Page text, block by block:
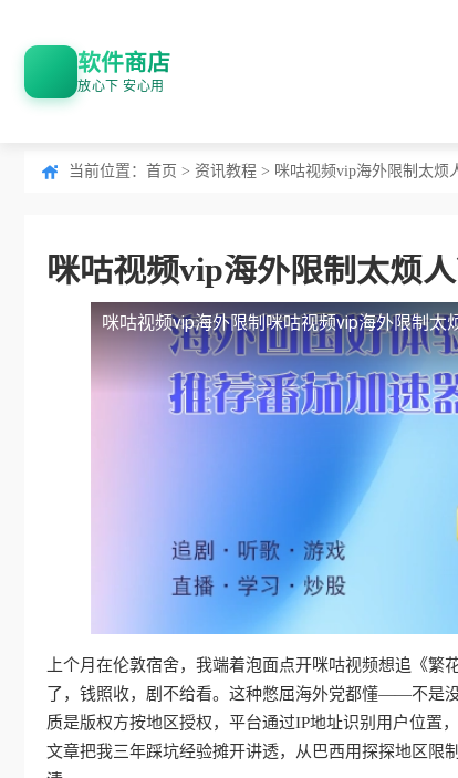
软件商店
放心下 安心用
当前位置： 首页 > 资讯教程 > 咪咕视频vip海外限制太烦
咪咕视频vip海外限制太烦
咪咕视频vip海外限制咪咕视频vip海外限制太
上个月在伦敦宿舍，我端着泡面点开咪咕视频想追《
了，钱照收，剧不给看。这种憋屈海外党都懂——不是
质是版权方按地区授权，平台通过IP地址识别用户位置
文章把我三年踩坑经验摊开讲透，从巴西用探探地区限